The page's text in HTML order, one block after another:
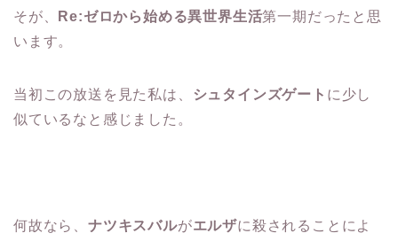
そが、
Re:ゼロから始める異世界生活第一期だったと思
います。
当初この放送を見た私は、 シュタインズゲート に少し
似ているなと感じました。
何故なら、 ナツキスバルがエルザに殺されることによ